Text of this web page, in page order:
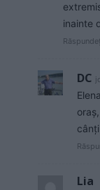
inainte
DC
Lia